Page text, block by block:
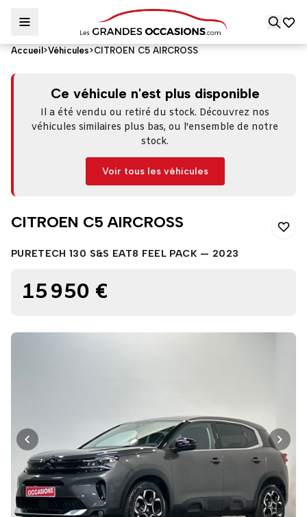
Accueil >Véhicules>CITROEN C5 AIRCROSS
CITROEN C5 AIRCROSS
Ce véhicule n'est plus disponible
Il a été vendu ou retiré du stock. Découvrez nos
véhicules similaires plus bas, ou l'ensemble de notre
stock.
Voir tous les véhicules
CITROEN C5 AIRCROSS
PURETECH 130 S&S EAT8 FEEL PACK — 2023
15 950 €